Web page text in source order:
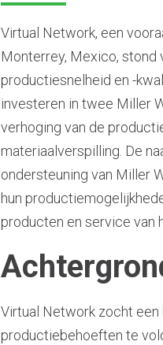
Virtual Network, een
Monterrey, Mexico, stond
productiesnelheid en -
investeren in twee Miller
verhoging van de
materiaalverspilling. De
ondersteuning van Miller
hun
producten en service van
Virtual Network zocht
productiebehoeften te